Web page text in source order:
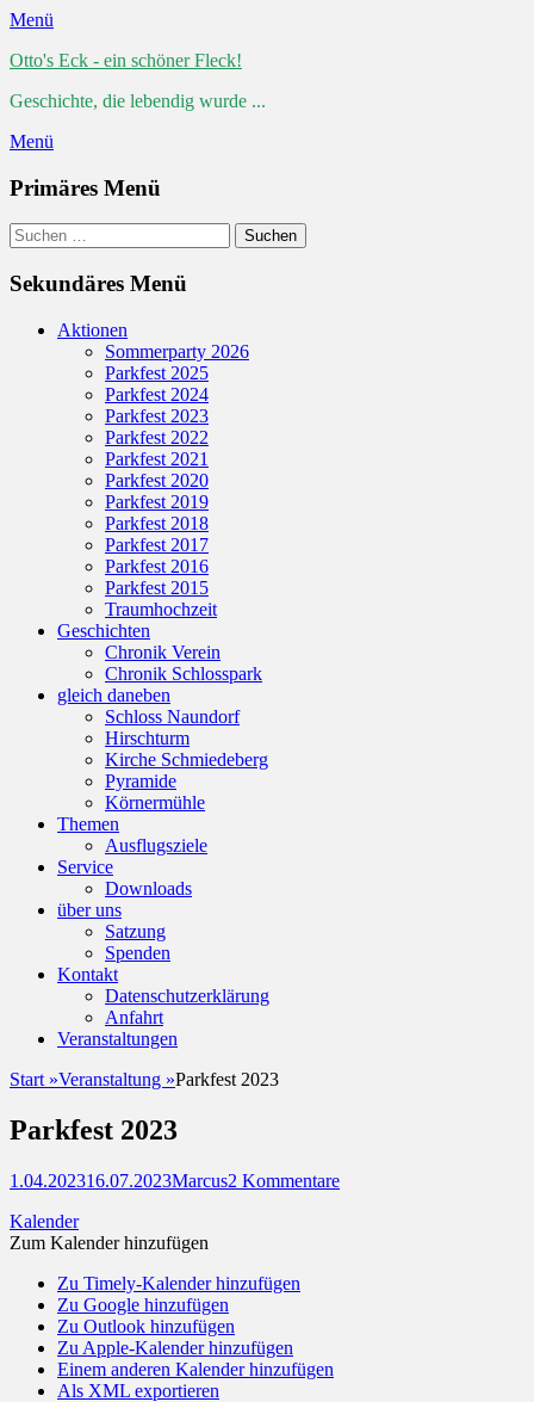
Menü
Otto's Eck - ein schöner Fleck!
Geschichte, die lebendig wurde ...
Menü
Primäres Menü
Zum
Inhalt
springen
Suchen
Suchen
nach:
Sekundäres Menü
Zum
Aktionen
Sommerparty 2026
Parkfest 2025
Parkfest 2024
Parkfest 2023
Parkfest 2022
Parkfest 2021
Parkfest 2020
Parkfest 2019
Parkfest 2018
Parkfest 2017
Parkfest 2016
Parkfest 2015
Traumhochzeit
Geschichten
Chronik Verein
Chronik Schlosspark
gleich daneben
Schloss Naundorf
Hirschturm
Kirche Schmiedeberg
Pyramide
Körnermühle
Themen
Ausflugsziele
Service
Downloads
über uns
Satzung
Spenden
Kontakt
Datenschutzerklärung
Anfahrt
Veranstaltungen
Start »Veranstaltung »Parkfest 2023
Parkfest 2023
Posted
1.04.202316.07.2023Autor
Marcus2 Kommentare
Kalender
Zum Kalender hinzufügen
Zu Timely-Kalender hinzufügen
Zu Google hinzufügen
Zu Outlook hinzufügen
Zu Apple-Kalender hinzufügen
Einem anderen Kalender hinzufügen
Als XML exportieren